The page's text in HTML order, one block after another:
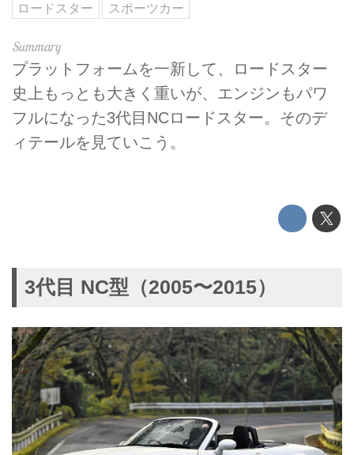
ロードスター
スポーツカー
プラットフォームを一新して、ロードスター
史上もっとも大きく重いが、エンジンもパワ
フルになった3代目NCロードスター。そのデ
ィテールを見ていこう。
3代目 NC型（2005〜2015）